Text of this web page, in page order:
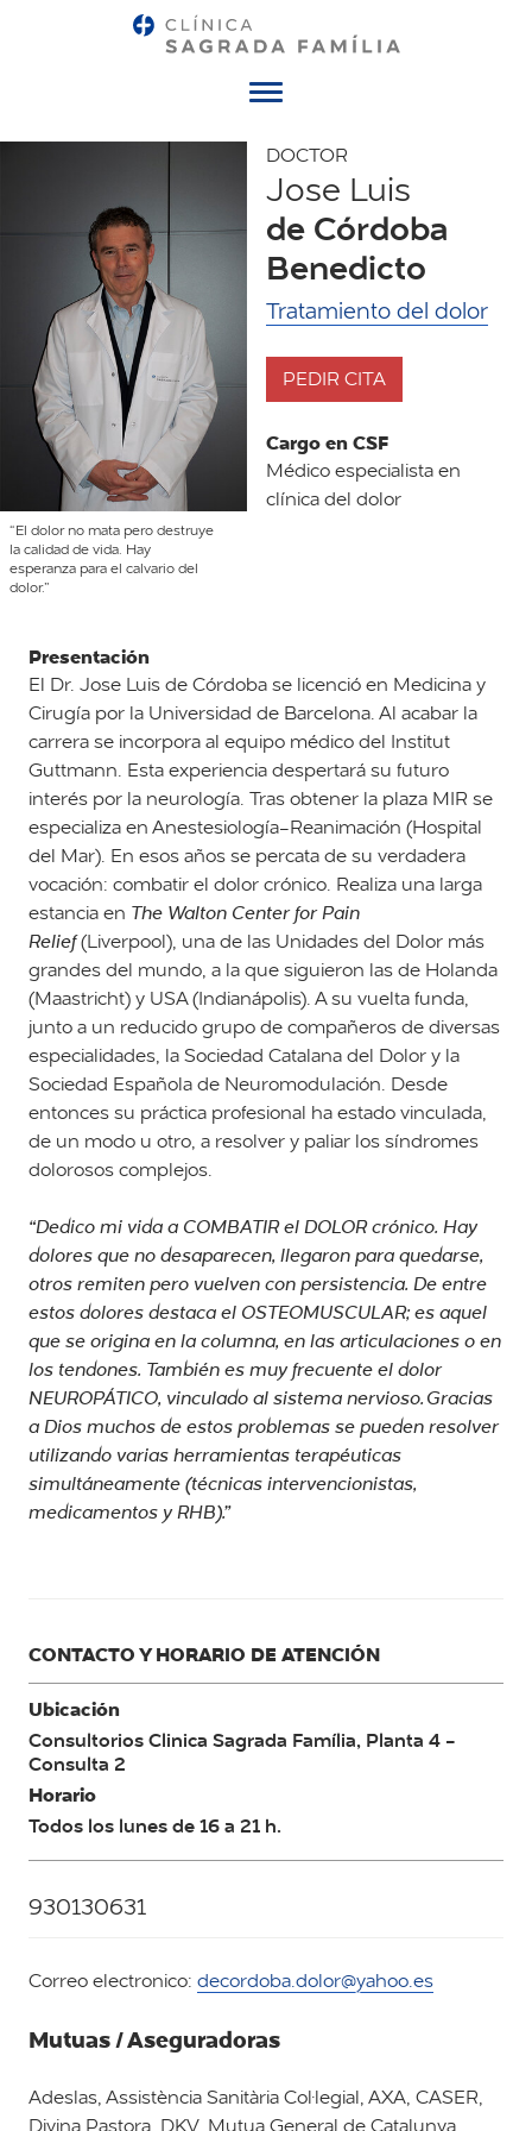
“El dolor no mata pero destruye
la calidad de vida. Hay
esperanza para el calvario del
dolor.”
DOCTOR
Jose Luis
de Córdoba
Benedicto
Tratamiento del dolor
PEDIR CITA
Cargo en CSF
Médico especialista en
clínica del dolor
Presentación
El Dr. Jose Luis de Córdoba se licenció en Medicina y
Cirugía por la Universidad de Barcelona. Al acabar la
carrera se incorpora al equipo médico del Institut
Guttmann. Esta experiencia despertará su futuro
interés por la neurología. Tras obtener la plaza MIR se
especializa en Anestesiología-Reanimación (Hospital
del Mar). En esos años se percata de su verdadera
vocación: combatir el dolor crónico. Realiza una larga
estancia en The Walton Center for Pain
Relief(Liverpool), una de las Unidades del Dolor más
grandes del mundo, a la que siguieron las de Holanda
(Maastricht) y USA (Indianápolis). A su vuelta funda,
junto a un reducido grupo de compañeros de diversas
especialidades, la Sociedad Catalana del Dolor y la
Sociedad Española de Neuromodulación. Desde
entonces su práctica profesional ha estado vinculada,
de un modo u otro, a resolver y paliar los síndromes
dolorosos complejos.
“Dedico mi vida a COMBATIR el DOLOR crónico. Hay
dolores que no desaparecen, llegaron para quedarse,
otros remiten pero vuelven con persistencia. De entre
estos dolores destaca el OSTEOMUSCULAR; es aquel
que se origina en la columna, en las articulaciones o en
los tendones. También es muy frecuente el dolor
NEUROPÁTICO, vinculado al sistema nervioso. Gracias
a Dios muchos de estos problemas se pueden resolver
utilizando varias herramientas terapéuticas
simultáneamente (técnicas intervencionistas,
medicamentos y RHB).”
CONTACTO Y HORARIO DE ATENCIÓN
Ubicación
Consultorios Clinica Sagrada Família, Planta 4 -
Consulta 2
Horario
Todos los lunes de 16 a 21 h.
930130631
Correo electronico: decordoba.dolor@yahoo.es
Mutuas / Aseguradoras
Adeslas, Assistència Sanitària Col·legial, AXA, CASER,
Divina Pastora, DKV, Mutua General de Catalunya,